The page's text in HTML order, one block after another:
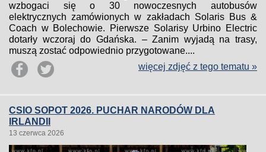
wzbogaci się o 30 nowoczesnych autobusów
elektrycznych zamówionych w zakładach Solaris Bus &
Coach w Bolechowie. Pierwsze Solarisy Urbino Electric
dotarły wczoraj do Gdańska. – Zanim wyjadą na trasy,
muszą zostać odpowiednio przygotowane....
więcej zdjęć z tego tematu »
CSIO SOPOT 2026. PUCHAR NARODÓW DLA
IRLANDII
13 czerwca 2026